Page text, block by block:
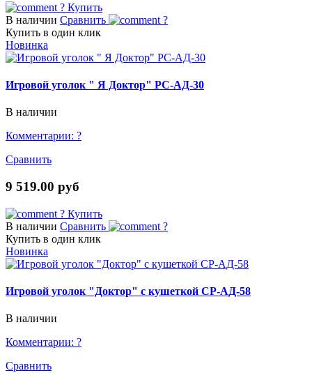
? Купить
В наличии Сравнить
?
Купить в один клик
Новинка
Игровой уголок " Я Доктор" РС-АД-30
В наличии
Комментарии: ?
Сравнить
9 519.00 руб
? Купить
В наличии Сравнить
?
Купить в один клик
Новинка
Игровой уголок "Доктор" с кушеткой СР-АД-58
В наличии
Комментарии: ?
Сравнить